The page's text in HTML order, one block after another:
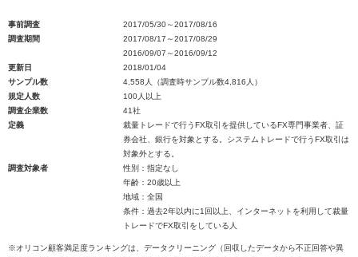
事前調査
2017/05/30～2017/08/16
調査期間
2017/08/17～2017/08/29
2016/09/07～2016/09/12
更新日
2018/01/04
サンプル数
4,558人（調査時サンプル数4,816人）
規定人数
100人以上
調査企業数
41社
定義
裁量トレードで行うFX取引を提供しているFX専門事業者、証
券会社、銀行を対象とする。システムトレードで行うFX取引は
対象外とする。
調査対象者
性別：指定なし
年齢：20歳以上
地域：全国
条件：過去2年以内に1回以上、インターネットを利用して裁量
トレードでFX取引をしている人
※オリコン顧客満足度ランキングは、データクリーニング（回収したデータから不正回答や異